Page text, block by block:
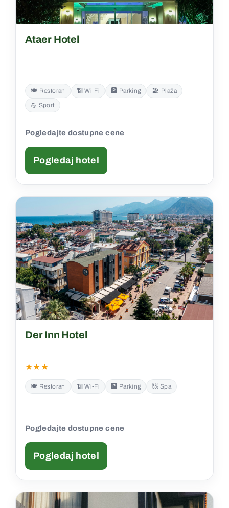
Ataer Hotel
🍽️ Restoran 📶 Wi‑Fi 🅿️ Parking
🏖️ Plaža
💪 Sport
Pogledajte dostupne cene
Pogledaj hotel
Der Inn Hotel
★★★
🍽️ Restoran 📶 Wi‑Fi 🅿️ Parking 🧖 Spa
Pogledajte dostupne cene
Pogledaj hotel